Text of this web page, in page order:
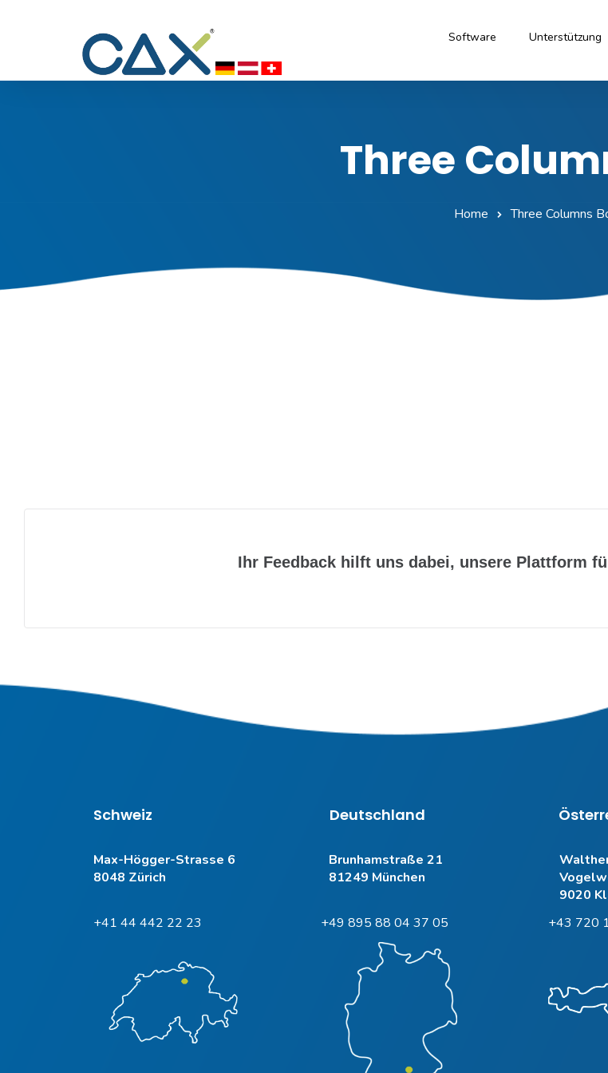
Software Unterstützung
Three
Home Three Columns
Ihr Feedback hilft uns dabei, unsere Plattform
Schweiz
Max-Högger-Strasse 6
8048 Zürich
+41 44 442 22 23
Deutschland
Brunhamstraße 21
81249 München
+49 895 88 04 37 05
9020
+43 720